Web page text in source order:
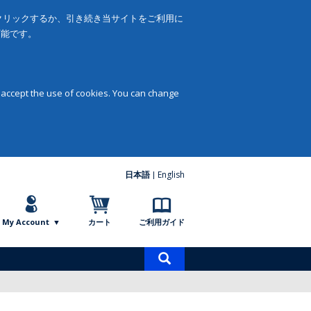
ックするか、引き続き当サイトをご利用に
です。
the use of cookies. You can change
日本語 English
My Account カート ご利用ガイド